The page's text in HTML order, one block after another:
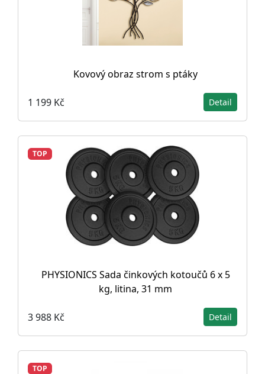
Kovový obraz strom s ptáky
1 199 Kč Detail
TOP
PHYSIONICS Sada činkových kotoučů 6 x 5
kg, litina, 31 mm
3 988 Kč Detail
TOP